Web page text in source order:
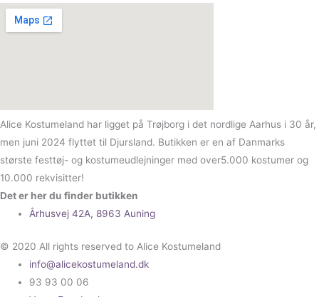
Alice Kostumeland har ligget på Trøjborg i det nordlige Aarhus i 30 år,
men juni 2024 flyttet til Djursland. Butikken er en af Danmarks
største festtøj- og kostumeudlejninger med over5.000 kostumer og
10.000 rekvisitter!
Det er her du finder butikken
Århusvej 42A, 8963 Auning
© 2020 All rights reserved to Alice Kostumeland
info@alicekostumeland.dk
93 93 00 06